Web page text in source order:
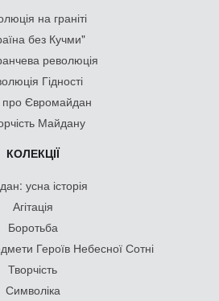
на граніті
без Кучми"
революція
Гідності
про Євромайдан
Майдану
КОЛЕКЦІЇ
усна історія
Агітація
Боротьба
Героїв Небесної Сотні
Творчість
Символіка